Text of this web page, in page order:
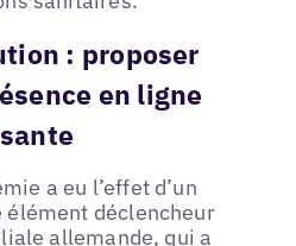
: proposer
en ligne
a eu l’effet d’un
élément déclencheur
allemande, qui a